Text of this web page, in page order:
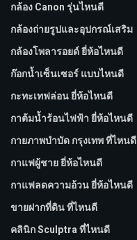
กล้อง Canon รุ่นไหนดี
กล้องถ่ายรูปและอุปกรณ์เสริม
กล้องโพลารอยด์ ยี่ห้อไหนดี
ก๊อกน้ำเซ็นเซอร์ แบบไหนดี
กะทะเทฟล่อน ยี่ห้อไหนดี
กาต้มน้ำร้อนไฟฟ้า ยี่ห้อไหนดี
กายภาพบําบัด กรุงเทพ ที่ไหนดี
กาแฟผู้ชาย ยี่ห้อไหนดี
กาแฟลดความอ้วน ยี่ห้อไหนดี
ขายฝากที่ดิน ที่ไหนดี
คลินิก Sculptra ที่ไหนดี